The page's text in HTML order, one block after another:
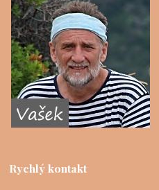
Rychlý kontakt